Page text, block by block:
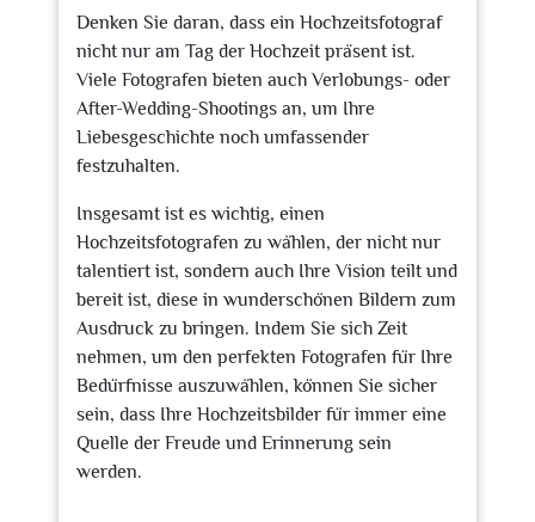
Denken Sie daran, dass ein Hochzeitsfotograf
nicht nur am Tag der Hochzeit präsent ist.
Viele Fotografen bieten auch Verlobungs- oder
After-Wedding-Shootings an, um Ihre
Liebesgeschichte noch umfassender
festzuhalten.
Insgesamt ist es wichtig, einen
Hochzeitsfotografen zu wählen, der nicht nur
talentiert ist, sondern auch Ihre Vision teilt und
bereit ist, diese in wunderschönen Bildern zum
Ausdruck zu bringen. Indem Sie sich Zeit
nehmen, um den perfekten Fotografen für Ihre
Bedürfnisse auszuwählen, können Sie sicher
sein, dass Ihre Hochzeitsbilder für immer eine
Quelle der Freude und Erinnerung sein
werden.